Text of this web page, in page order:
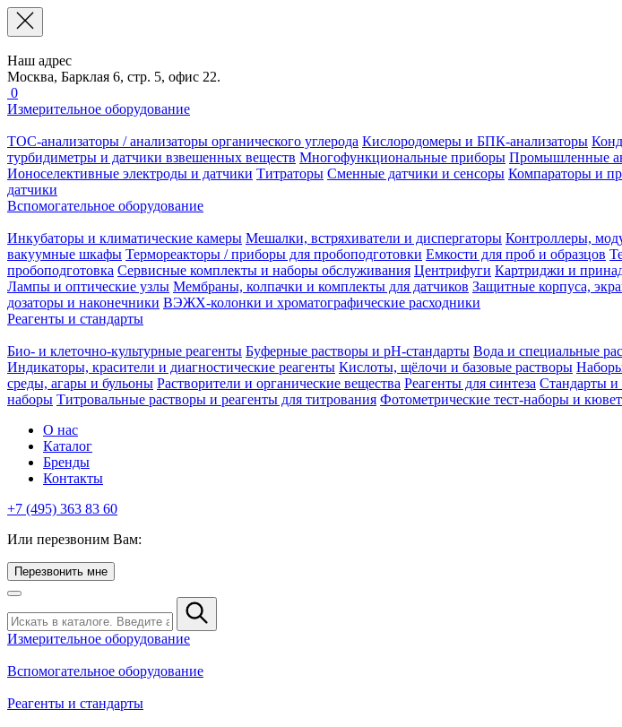
Наш адрес
Москва, Барклая 6, стр. 5, офис 22.
0
Измерительное оборудование
TOC-анализаторы / анализаторы органического углерода Кислородомеры и БПК-анализаторы
турбидиметры и датчики взвешенных веществ Многофункциональные приборы Промышленные
Ионоселективные электроды и датчики Титраторы Сменные датчики и сенсоры Компараторы и
датчики
Вспомогательное оборудование
Инкубаторы и климатические камеры Мешалки, встряхиватели и диспергаторы Контроллеры,
вакуумные шкафы Термореакторы / приборы для пробоподготовки Емкости для проб и образцов
пробоподготовка Сервисные комплекты и наборы обслуживания Центрифуги Картриджи и
Лампы и оптические узлы Мембраны, колпачки и комплекты для датчиков Защитные корпуса,
дозаторы и наконечники ВЭЖХ-колонки и хроматографические расходники
Реагенты и стандарты
Био- и клеточно-культурные реагенты Буферные растворы и pH-стандарты Вода и специальные
Индикаторы, красители и диагностические реагенты Кислоты, щёлочи и базовые растворы
среды, агары и бульоны Растворители и органические вещества Реагенты для синтеза Стандарты и
наборы Титровальные растворы и реагенты для титрования Фотометрические тест-наборы и
О нас
Каталог
Бренды
Контакты
+7 (495) 363 83 60
Или перезвоним Вам:
Перезвонить мне
Измерительное оборудование
Вспомогательное оборудование
Реагенты и стандарты